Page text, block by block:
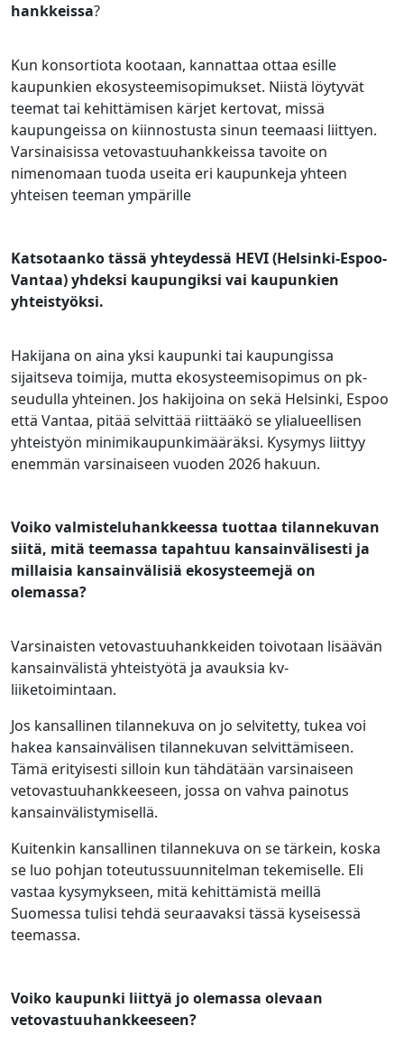
hankkeissa?
Kun konsortiota kootaan, kannattaa ottaa esille
kaupunkien ekosysteemisopimukset. Niistä löytyvät
teemat tai kehittämisen kärjet kertovat, missä
kaupungeissa on kiinnostusta sinun teemaasi liittyen.
Varsinaisissa vetovastuuhankkeissa tavoite on
nimenomaan tuoda useita eri kaupunkeja yhteen
yhteisen teeman ympärille
Katsotaanko tässä yhteydessä HEVI (Helsinki-Espoo-
Vantaa) yhdeksi kaupungiksi vai kaupunkien
yhteistyöksi.
Hakijana on aina yksi kaupunki tai kaupungissa
sijaitseva toimija, mutta ekosysteemisopimus on pk-
seudulla yhteinen. Jos hakijoina on sekä Helsinki, Espoo
että Vantaa, pitää selvittää riittääkö se ylialueellisen
yhteistyön minimikaupunkimääräksi. Kysymys liittyy
enemmän varsinaiseen vuoden 2026 hakuun.
Voiko valmisteluhankkeessa tuottaa tilannekuvan
siitä, mitä teemassa tapahtuu kansainvälisesti ja
millaisia kansainvälisiä ekosysteemejä on
olemassa?
Varsinaisten vetovastuuhankkeiden toivotaan lisäävän
kansainvälistä yhteistyötä ja avauksia kv-
liiketoimintaan.
Jos kansallinen tilannekuva on jo selvitetty, tukea voi
hakea kansainvälisen tilannekuvan selvittämiseen.
Tämä erityisesti silloin kun tähdätään varsinaiseen
vetovastuuhankkeeseen, jossa on vahva painotus
kansainvälistymisellä.
Kuitenkin kansallinen tilannekuva on se tärkein, koska
se luo pohjan toteutussuunnitelman tekemiselle. Eli
vastaa kysymykseen, mitä kehittämistä meillä
Suomessa tulisi tehdä seuraavaksi tässä kyseisessä
teemassa.
Voiko kaupunki liittyä jo olemassa olevaan
vetovastuuhankkeeseen?